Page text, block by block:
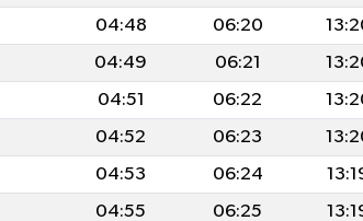
04:48 06:20
04:49 06:21
04:51 06:22
04:52 06:23
04:53 06:24
04:55 06:25